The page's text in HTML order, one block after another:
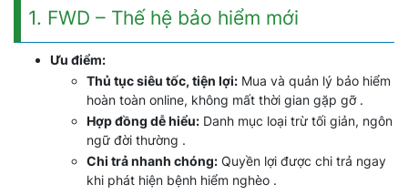
1. FWD – Thế hệ bảo hiểm mới
Ưu điểm:
Thủ tục siêu tốc, tiện lợi: Mua và quản lý bảo hiểm
hoàn toàn online, không mất thời gian gặp gỡ .
Hợp đồng dễ hiểu: Danh mục loại trừ tối giản, ngôn
ngữ đời thường .
Chi trả nhanh chóng: Quyền lợi được chi trả ngay
khi phát hiện bệnh hiểm nghèo .